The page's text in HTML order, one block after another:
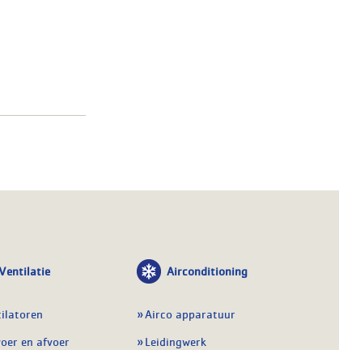
en afvoer
Airconditioning
Airco apparatuur
Leidingwerk